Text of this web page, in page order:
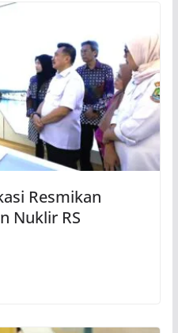
Resmikan
Nuklir RS